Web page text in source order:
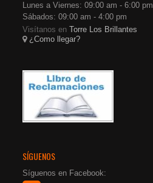
Lunes a Viernes: 09:00 am - 6:00 pm
Sábados: 09:00 am - 4:00 pm
Visítanos enTorre Los Brillantes
¿Como llegar?
SÍGUENOS
Síguenos en Facebook: